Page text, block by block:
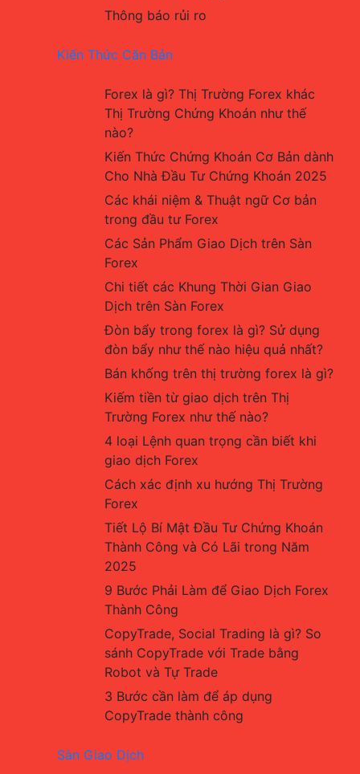
Thông báo rủi ro
Kiến Thức Căn Bản
Forex là gì? Thị Trường Forex khác
Thị Trường Chứng Khoán như thế
nào?
Kiến Thức Chứng Khoán Cơ Bản dành
Cho Nhà Đầu Tư Chứng Khoán 2025
Các khái niệm & Thuật ngữ Cơ bản
trong đầu tư Forex
Các Sản Phẩm Giao Dịch trên Sàn
Forex
Chi tiết các Khung Thời Gian Giao
Dịch trên Sàn Forex
Đòn bẩy trong forex là gì? Sử dụng
đòn bẩy như thế nào hiệu quả nhất?
Bán khống trên thị trường forex là gì?
Kiếm tiền từ giao dịch trên Thị
Trường Forex như thế nào?
4 loại Lệnh quan trọng cần biết khi
giao dịch Forex
Cách xác định xu hướng Thị Trường
Forex
Tiết Lộ Bí Mật Đầu Tư Chứng Khoán
Thành Công và Có Lãi trong Năm
2025
9 Bước Phải Làm để Giao Dịch Forex
Thành Công
CopyTrade, Social Trading là gì? So
sánh CopyTrade với Trade bằng
Robot và Tự Trade
3 Bước cần làm để áp dụng
CopyTrade thành công
Sàn Giao Dịch